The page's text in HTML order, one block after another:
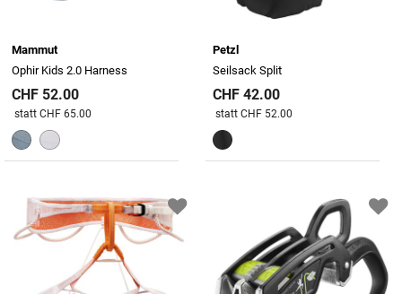
Mammut
Ophir Kids 2.0 Harness
CHF 52.00
Preis reduziert von
statt CHF 65.00
Petzl
Seilsack Split
CHF 42.00
Preis reduziert von
statt CHF 52.00